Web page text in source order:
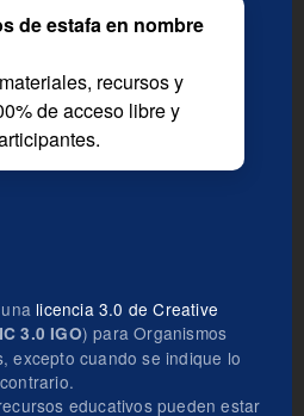
de estafa en nombre
recursos y
de acceso libre y
licencia 3.0 de Creative
3.0 IGO) para Organismos
excepto cuando se indique lo
contrario.
educativos pueden estar